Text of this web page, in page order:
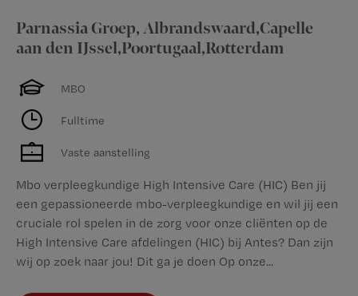
Parnassia Groep, Albrandswaard,Capelle
aan den IJssel,Poortugaal,Rotterdam
MBO
Fulltime
Vaste aanstelling
Mbo verpleegkundige High Intensive Care (HIC) Ben jij
een gepassioneerde mbo-verpleegkundige en wil jij een
cruciale rol spelen in de zorg voor onze cliënten op de
High Intensive Care afdelingen (HIC) bij Antes? Dan zijn
wij op zoek naar jou! Dit ga je doen Op onze...